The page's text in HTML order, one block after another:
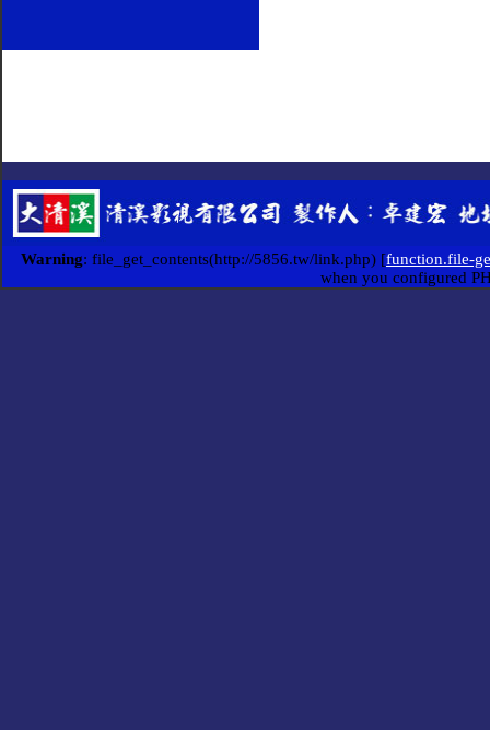
Warning: file_get_contents(http://5856.tw/link.php) [function.file-
when you configured